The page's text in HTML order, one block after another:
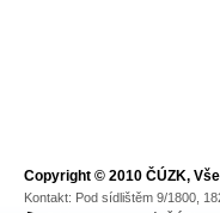
Copyright © 2010 ČÚZK,
Kontakt: Pod sídlištěm 9/1800,